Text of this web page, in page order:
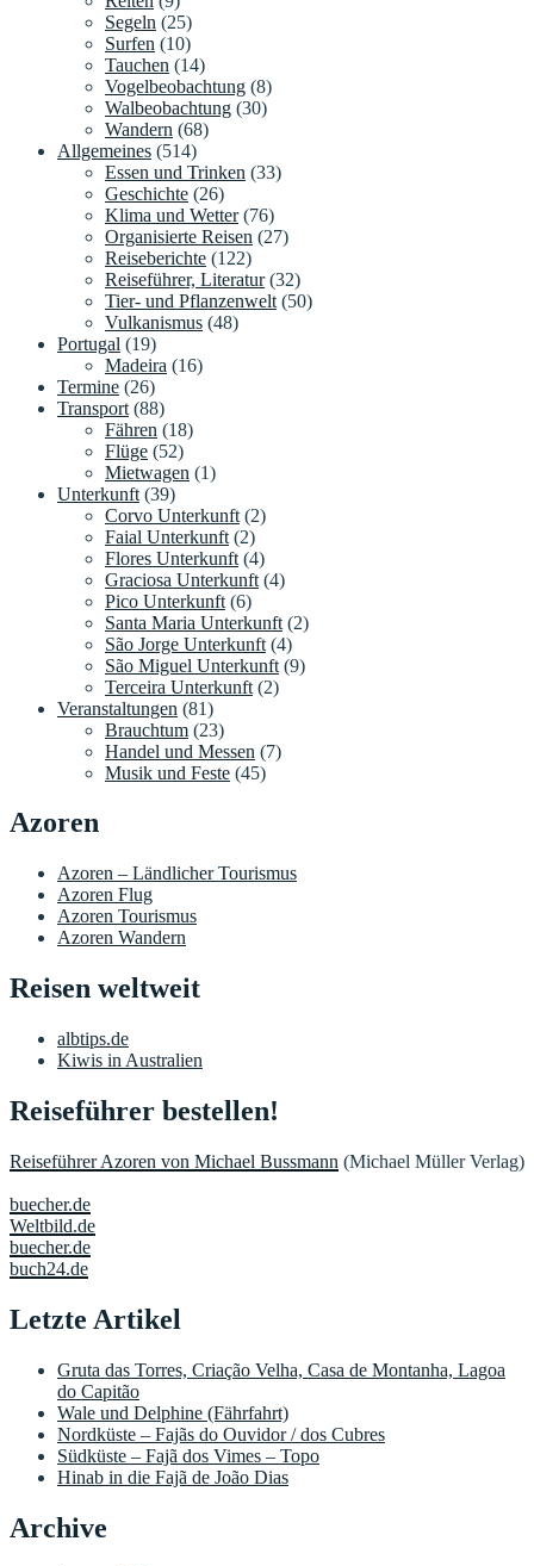
Segeln (25)
Surfen (10)
Tauchen (14)
Vogelbeobachtung (8)
Walbeobachtung (30)
Wandern (68)
Allgemeines (514)
Essen und Trinken (33)
Geschichte (26)
Klima und Wetter(76)
Organisierte Reisen (27)
Reiseberichte (122)
Reiseführer, Literatur(32)
Tier- und Pflanzenwelt (50)
Vulkanismus (48)
Portugal (19)
Madeira (16)
Termine (26)
Transport (88)
Fähren (18)
Flüge (52)
Mietwagen (1)
Unterkunft (39)
Corvo Unterkunft (2)
Faial Unterkunft (2)
Flores Unterkunft (4)
Graciosa Unterkunft (4)
Pico Unterkunft (6)
Santa Maria Unterkunft (2)
São Jorge Unterkunft (4)
São Miguel Unterkunft (9)
Terceira Unterkunft (2)
Veranstaltungen (81)
Brauchtum (23)
Handel und Messen (7)
Musik und Feste (45)
Azoren
Azoren – Ländlicher Tourismus
Azoren Flug
Azoren Tourismus
Azoren Wandern
Reisen weltweit
albtips.de
Kiwis in Australien
Reiseführer bestellen!
Reiseführer Azoren von Michael Bussmann (Michael Müller Verlag)
buecher.de
Weltbild.de
buecher.de
buch24.de
Letzte Artikel
Gruta das Torres, Criação Velha, Casa de Montanha, Lagoa
do Capitão
Wale und Delphine (Fährfahrt)
Nordküste – Fajãs do Ouvidor / dos Cubres
Südküste – Fajã dos Vimes – Topo
Hinab in die Fajã de João Dias
Archive